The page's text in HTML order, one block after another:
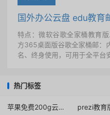
国外办公云盘 edu教育
特点：微软谷歌全家桶教育
方365桌面版谷歌全家桶邮：
名、终身使用，可用于全平台
热门标签
苹果免费200g云存储 prezi教育